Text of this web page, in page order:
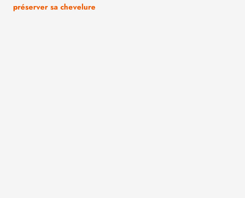
préserver sa chevelure